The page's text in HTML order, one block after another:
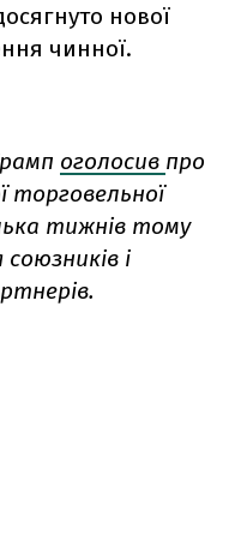
нової
чинної.
оголосив про
торговельної
тижнів тому
і